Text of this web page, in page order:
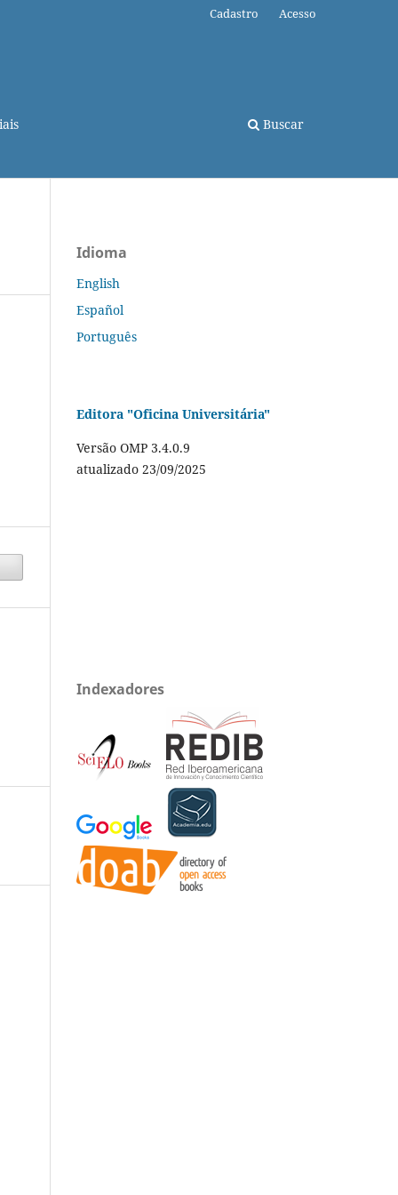
Buscar
Cadastro Acesso
Idioma
English
Español
Português
Editora "Oficina Universitária"
Versão OMP 3.4.0.9
atualizado 23/09/2025
Indexadores